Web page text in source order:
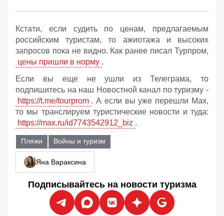
Кстати, если судить по ценам, предлагаемым
российским туристам, то ажиотажа и высоких
запросов пока не видно. Как ранее писал Турпром,
цены пришли в норму .
Если вы еще не ушли из Телеграма, то
подпишитесь на наш Новостной канал по туризму -
https://t.me/tourprom . А если вы уже перешли Мах,
то мы транслируем туристические новости и туда:
https://max.ru/id7743542912_biz .
Пляжи Войны и туризм
Яна Вараксина
Подписывайтесь на новости туризма